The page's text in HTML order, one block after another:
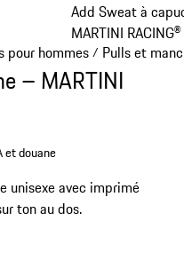
Add Sweat à
MARTINI
pour hommes/ Pulls et
– MARTINI
et douane
unisexe avec imprimé
ton au dos.